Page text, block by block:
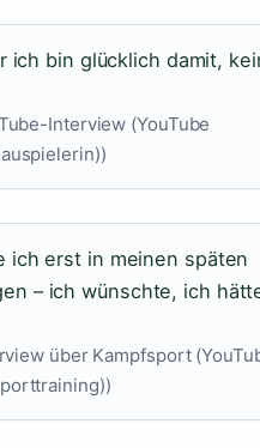
ich bin glücklich damit,
Interview (YouTube
ich erst in meinen späten
– ich wünschte, ich
über Kampfsport